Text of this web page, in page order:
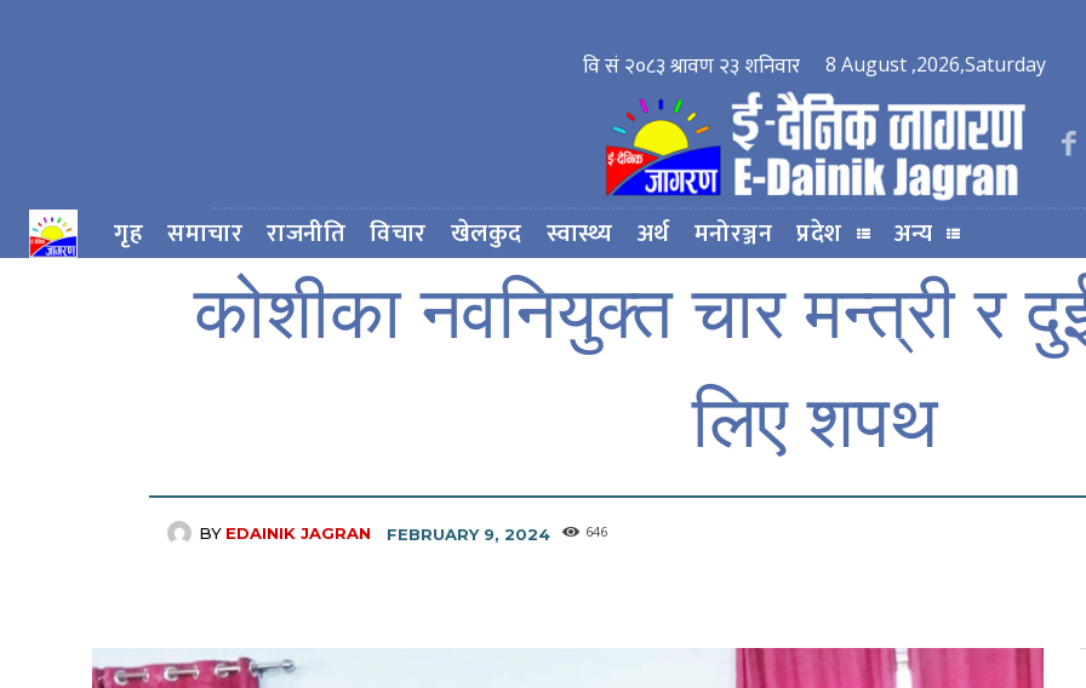
8 August ,2026,Saturday
गृह समाचार राजनीति विचार खेलकुद स्वास्थ्य अर्थ मनोरञ्जन प्रदेश अन्य
कोशीका नवनियुक्त चार मन्त्री र
लिए शपथ
BY EDAINIK JAGRAN FEBRUARY 9, 2024 646